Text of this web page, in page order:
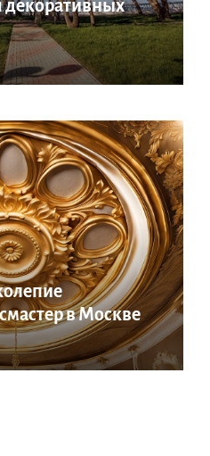
декоративных
в Москве